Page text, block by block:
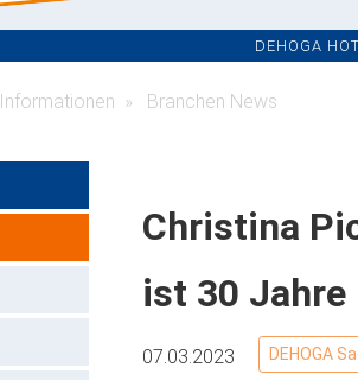
DEHOGA
Informationen Branchen News
Christina
ist 30
07.03.2023 DEHOGA